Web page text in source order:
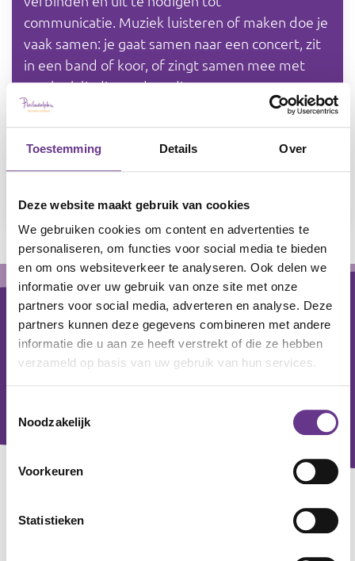
Toestemming Details Over
Deze website maakt gebruik van cookies
We gebruiken cookies om content en advertenties te
personaliseren, om functies voor social media te bieden
en om ons websiteverkeer te analyseren. Ook delen we
informatie over uw gebruik van onze site met onze
partners voor social media, adverteren en analyse. Deze
partners kunnen deze gegevens combineren met andere
informatie die u aan ze heeft verstrekt of die ze hebben
verzameld op basis van uw gebruik van hun services.
Noodzakelijk
Voorkeuren
Statistieken
communicatie. Muziek luisteren of maken doe je
vaak samen: je gaat samen naar een concert, zit
in een band of koor, of zingt samen mee met
een leuk liedje op de radio.
Het geeft een gevoel van samen zijn. Door te
zingen of muziek te maken, kun je
Footer